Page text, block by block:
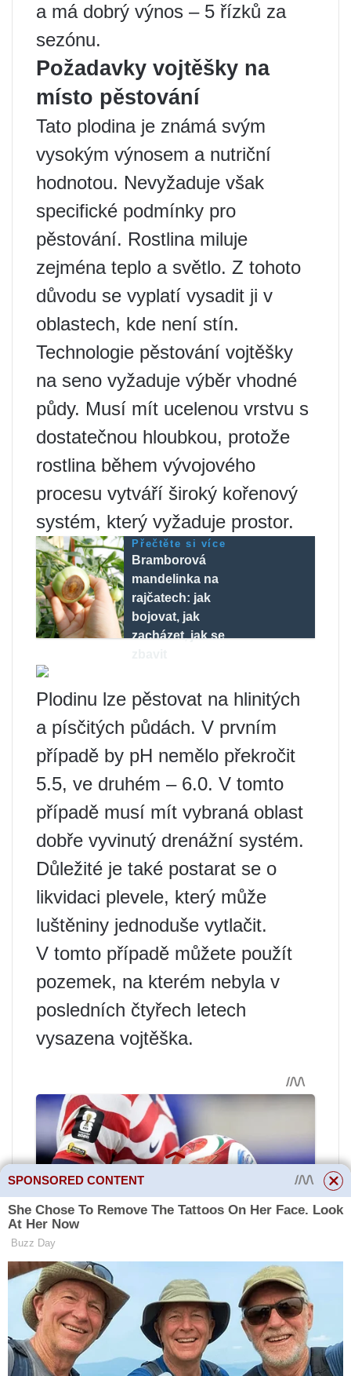
a má dobrý výnos – 5 řízků za
sezónu.
Požadavky vojtěšky na
místo pěstování
Tato plodina je známá svým
vysokým výnosem a nutriční
hodnotou. Nevyžaduje však
specifické podmínky pro
pěstování. Rostlina miluje
zejména teplo a světlo. Z tohoto
důvodu se vyplatí vysadit ji v
oblastech, kde není stín.
Technologie pěstování vojtěšky
na seno vyžaduje výběr vhodné
půdy. Musí mít ucelenou vrstvu s
dostatečnou hloubkou, protože
rostlina během vývojového
procesu vytváří široký kořenový
systém, který vyžaduje prostor.
Přečtěte si více
Bramborová
mandelinka na
rajčatech: jak
bojovat, jak
zacházet, jak se
Plodinu lze pěstovat na hlinitých
a písčitých půdách. V prvním
případě by pH nemělo překročit
5.5, ve druhém – 6.0. V tomto
případě musí mít vybraná oblast
dobře vyvinutý drenážní systém.
Důležité je také postarat se o
likvidaci plevele, který může
luštěniny jednoduše vytlačit.
V tomto případě můžete použít
pozemek, na kterém nebyla v
posledních čtyřech letech
vysazena vojtěška.
SPONSORED CONTENT